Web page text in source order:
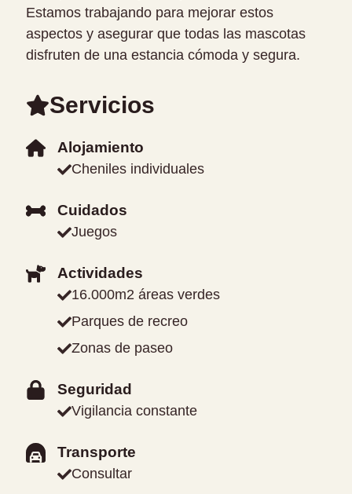
Estamos trabajando para mejorar estos
aspectos y asegurar que todas las mascotas
disfruten de una estancia cómoda y segura.
Servicios
Alojamiento
Cheniles individuales
Cuidados
Juegos
Actividades
16.000m2 áreas verdes
Parques de recreo
Zonas de paseo
Seguridad
Vigilancia constante
Transporte
Consultar